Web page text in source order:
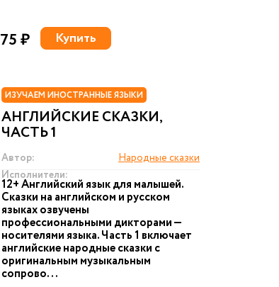
75 ₽ Купить
ИЗУЧАЕМ ИНОСТРАННЫЕ ЯЗЫКИ
АНГЛИЙСКИЕ СКАЗКИ,
ЧАСТЬ 1
Автор:
Народные сказки
Исполнители:
12+ Английский язык для малышей.
Сказки на английском и русском
языках озвучены
профессиональными дикторами —
носителями языка. Часть 1 включает
английские народные сказки с
оригинальным музыкальным
сопрово...